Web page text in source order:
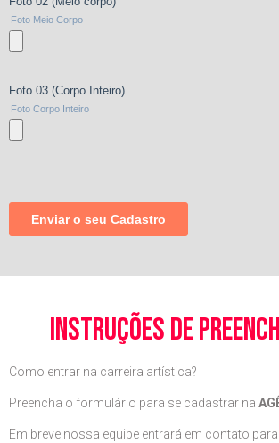
instruções de
Como entrar na carreira artística?
Preencha o formulário para se cadastrar na
Em breve nossa equipe entrará em contato